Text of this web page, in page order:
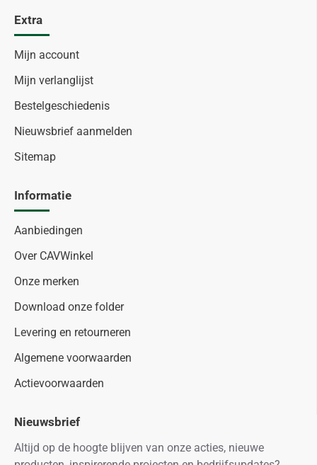
Extra
Mijn account
Mijn verlanglijst
Bestelgeschiedenis
Nieuwsbrief aanmelden
Sitemap
Informatie
Aanbiedingen
Over CAVWinkel
Onze merken
Download onze folder
Levering en retourneren
Algemene voorwaarden
Actievoorwaarden
Nieuwsbrief
Altijd op de hoogte blijven van onze acties, nieuwe